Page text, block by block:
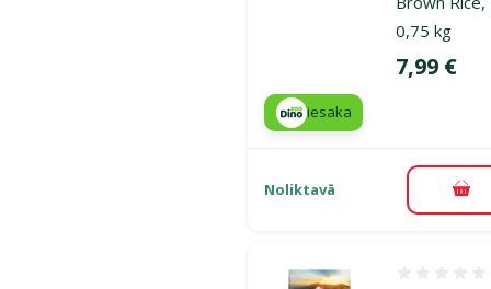
0,75 kg
Cena
7,99 €
iesaka
Noliktavā